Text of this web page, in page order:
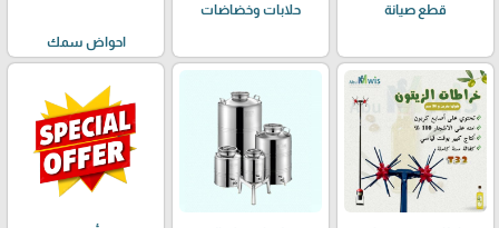
قطع صيانة حلابات وخضاضات
احواض سمك